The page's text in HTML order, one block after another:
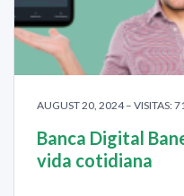
AUGUST 20, 2024 – VISITAS:
Banca Digital
vida cotidiana